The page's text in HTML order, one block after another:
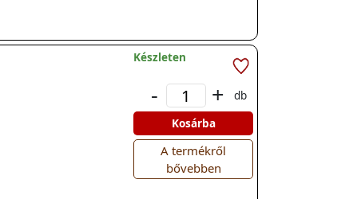
Készleten
- +
db
Kosárba
A termékről
bővebben